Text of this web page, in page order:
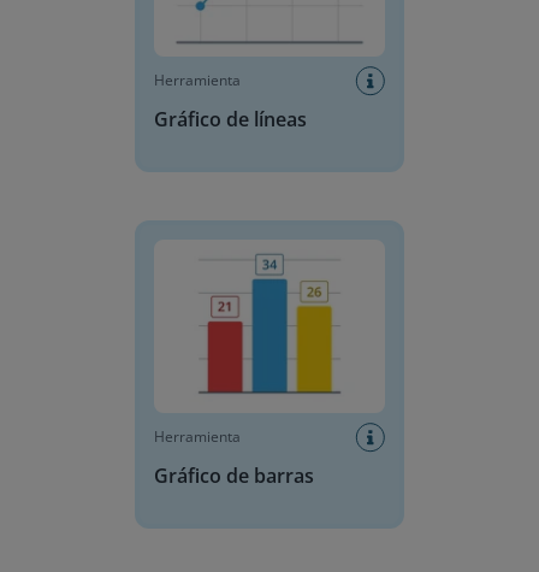
Herramienta
Gráfico de líneas
Herramienta
Gráfico de barras